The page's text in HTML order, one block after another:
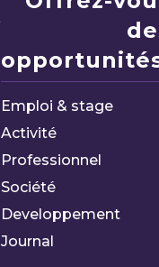
Emploi & stage
Activité
Professionnel
Société
Developpement
Journal